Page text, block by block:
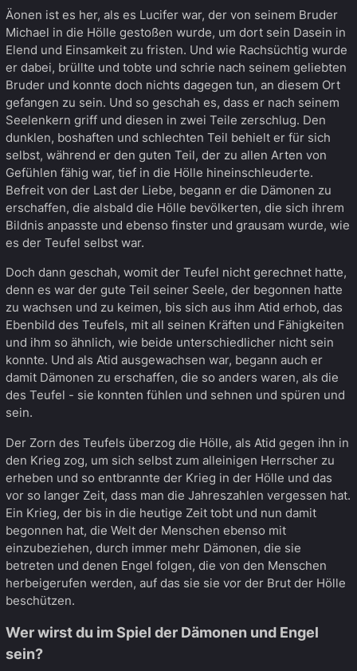
Äonen ist es her, als es Lucifer war, der von seinem Bruder
Michael in die Hölle gestoßen wurde, um dort sein Dasein in
Elend und Einsamkeit zu fristen. Und wie Rachsüchtig wurde
er dabei, brüllte und tobte und schrie nach seinem geliebten
Bruder und konnte doch nichts dagegen tun, an diesem Ort
gefangen zu sein. Und so geschah es, dass er nach seinem
Seelenkern griff und diesen in zwei Teile zerschlug. Den
dunklen, boshaften und schlechten Teil behielt er für sich
selbst, während er den guten Teil, der zu allen Arten von
Gefühlen fähig war, tief in die Hölle hineinschleuderte.
Befreit von der Last der Liebe, begann er die Dämonen zu
erschaffen, die alsbald die Hölle bevölkerten, die sich ihrem
Bildnis anpasste und ebenso finster und grausam wurde, wie
es der Teufel selbst war.
Doch dann geschah, womit der Teufel nicht gerechnet hatte,
denn es war der gute Teil seiner Seele, der begonnen hatte
zu wachsen und zu keimen, bis sich aus ihm Atid erhob, das
Ebenbild des Teufels, mit all seinen Kräften und Fähigkeiten
und ihm so ähnlich, wie beide unterschiedlicher nicht sein
konnte. Und als Atid ausgewachsen war, begann auch er
damit Dämonen zu erschaffen, die so anders waren, als die
des Teufel - sie konnten fühlen und sehnen und spüren und
sein.
Der Zorn des Teufels überzog die Hölle, als Atid gegen ihn in
den Krieg zog, um sich selbst zum alleinigen Herrscher zu
erheben und so entbrannte der Krieg in der Hölle und das
vor so langer Zeit, dass man die Jahreszahlen vergessen hat.
Ein Krieg, der bis in die heutige Zeit tobt und nun damit
begonnen hat, die Welt der Menschen ebenso mit
einzubeziehen, durch immer mehr Dämonen, die sie
betreten und denen Engel folgen, die von den Menschen
herbeigerufen werden, auf das sie sie vor der Brut der Hölle
beschützen.
Wer wirst du im Spiel der Dämonen und Engel
sein?